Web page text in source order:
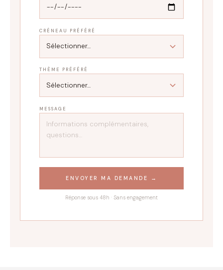
CRÉNEAU PRÉFÉRÉ
THÈME PRÉFÉRÉ
MESSAGE
ENVOYER MA DEMANDE →
Réponse sous 48h · Sans engagement